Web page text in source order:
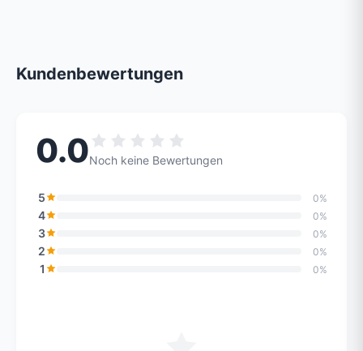
Kundenbewertungen
0.0Noch keine Bewertungen
5 0%
4 0%
3 0%
2 0%
1 0%